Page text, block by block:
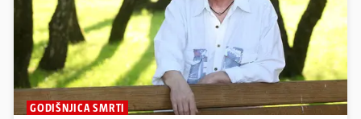
GODIŠNJICA SMRTI